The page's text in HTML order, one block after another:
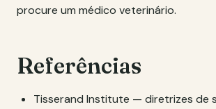
procure um médico veterinário.
Referências
Tisserand Institute — diretrizes de